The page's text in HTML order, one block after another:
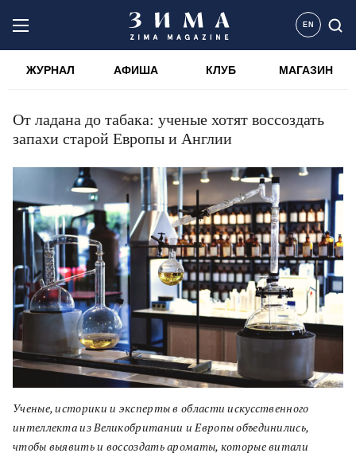
EN
ЖУРНАЛ АФИША КЛУБ МАГАЗИН
От ладана до табака: ученые хотят воссоздать
запахи старой Европы и Англии
Ученые, историки и эксперты в области искусственного
интеллекта из Великобритании и Европы объединились,
чтобы выявить и воссоздать ароматы, которые витали